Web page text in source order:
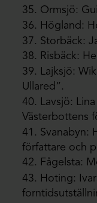
35. Ormsjö:
36. Högland:
37. Storbäck:
38. Risbäck:
39. Lajksjö:
Ullared”.
40. Lavsjö:
Västerbottens
41. Svanabyn:
författare och
42. Fågelsta:
43. Hoting: